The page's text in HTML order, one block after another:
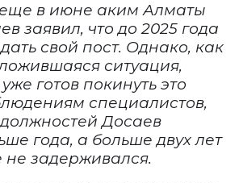
в июне аким Алматы
заявил, что до 2025 года
свой пост. Однако, как
ситуация,
готов покинуть это
специалистов,
Досаев
года, а больше двух лет
задерживался.